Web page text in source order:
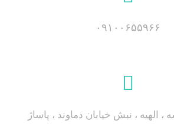
۰۹۱۰۰۶۵۵۹۶۶
، الهیه ، نبش خیابان دماوند ، پاساژ